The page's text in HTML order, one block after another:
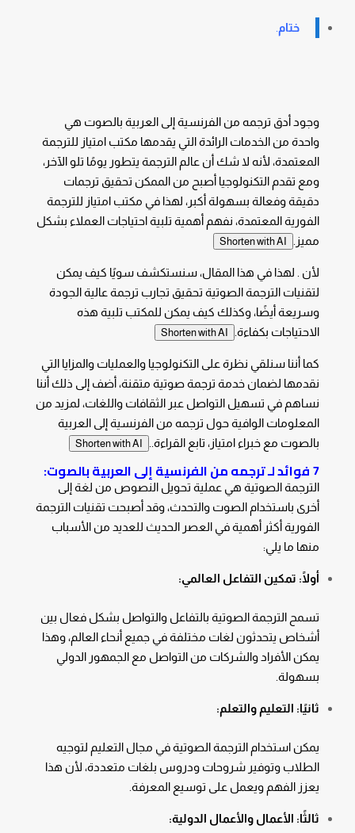
ختام
وجود أدق ترجمه من الفرنسية إلى العربية بالصوت هي
واحدة من الخدمات الرائدة التي يقدمها مكتب امتياز للترجمة
المعتمدة، لأنه لا شك أن عالم الترجمة يتطور يومًا تلو الآخر،
ومع تقدم التكنولوجيا أصبح من الممكن تحقيق ترجمات
دقيقة وفعالة بسهولة أكبر، لهذا في مكتب امتياز للترجمة
الفورية المعتمدة، نفهم أهمية تلبية احتياجات العملاء بشكل
مميز.
Shorten with AI
لأن . لهذا في هذا المقال، سنستكشف سويًا كيف يمكن
لتقنيات الترجمة الصوتية تحقيق تجارب ترجمة عالية الجودة
وسريعة أيضًا، وكذلك كيف يمكن للمكتب تلبية هذه
الاحتياجات بكفاءة.
Shorten with AI
كما أننا سنلقي نظرة على التكنولوجيا والعمليات والمزايا التي
نقدمها لضمان خدمة ترجمة صوتية متقنة، أضف إلى ذلك أننا
نساهم في تسهيل التواصل عبر الثقافات واللغات، لمزيد من
المعلومات الوافية حول ترجمه من الفرنسية إلى العربية
بالصوت مع خبراء امتياز، تابع القراءة..
Shorten with AI
7 فوائد لـ ترجمه من الفرنسية إلى العربية بالصوت:
الترجمة الصوتية هي عملية تحويل النصوص من لغة إلى
أخرى باستخدام الصوت والتحدث، وقد أصبحت تقنيات الترجمة
الفورية أكثر أهمية في العصر الحديث للعديد من الأسباب
منها ما يلي:
أولًا: تمكين التفاعل العالمي:
تسمح الترجمة الصوتية بالتفاعل والتواصل بشكل فعال بين
أشخاص يتحدثون لغات مختلفة في جميع أنحاء العالم، وهذا
يمكن الأفراد والشركات من التواصل مع الجمهور الدولي
بسهولة.
ثانيًا: التعليم والتعلم:
يمكن استخدام الترجمة الصوتية في مجال التعليم لتوجيه
الطلاب وتوفير شروحات ودروس بلغات متعددة، لأن هذا
يعزز الفهم ويعمل على توسيع المعرفة.
ثالثًا: الأعمال والأعمال الدولية: